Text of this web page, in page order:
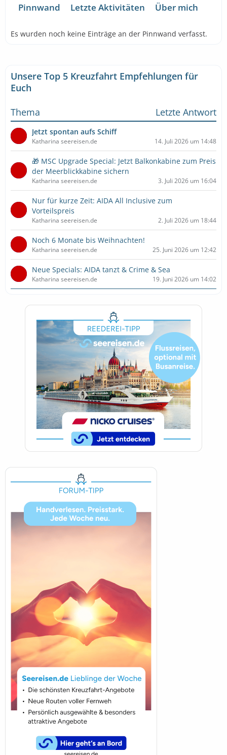
Pinnwand Letzte Aktivitäten Über mich
Es wurden noch keine Einträge an der Pinnwand verfasst.
Unsere Top 5 Kreuzfahrt Empfehlungen für
Euch
Thema
Letzte Antwort
Jetzt spontan aufs Schiff
Katharina seereisen.de 14. Juli 2026 um 14:48
🎁 MSC Upgrade Special: Jetzt Balkonkabine zum Preis
der Meerblickkabine sichern
Katharina seereisen.de 3. Juli 2026 um 16:04
Nur für kurze Zeit: AIDA All Inclusive zum
Vorteilspreis
Katharina seereisen.de 2. Juli 2026 um 18:44
Noch 6 Monate bis Weihnachten!
Katharina seereisen.de 25. Juni 2026 um 12:42
Neue Specials: AIDA tanzt & Crime & Sea
Katharina seereisen.de 19. Juni 2026 um 14:02